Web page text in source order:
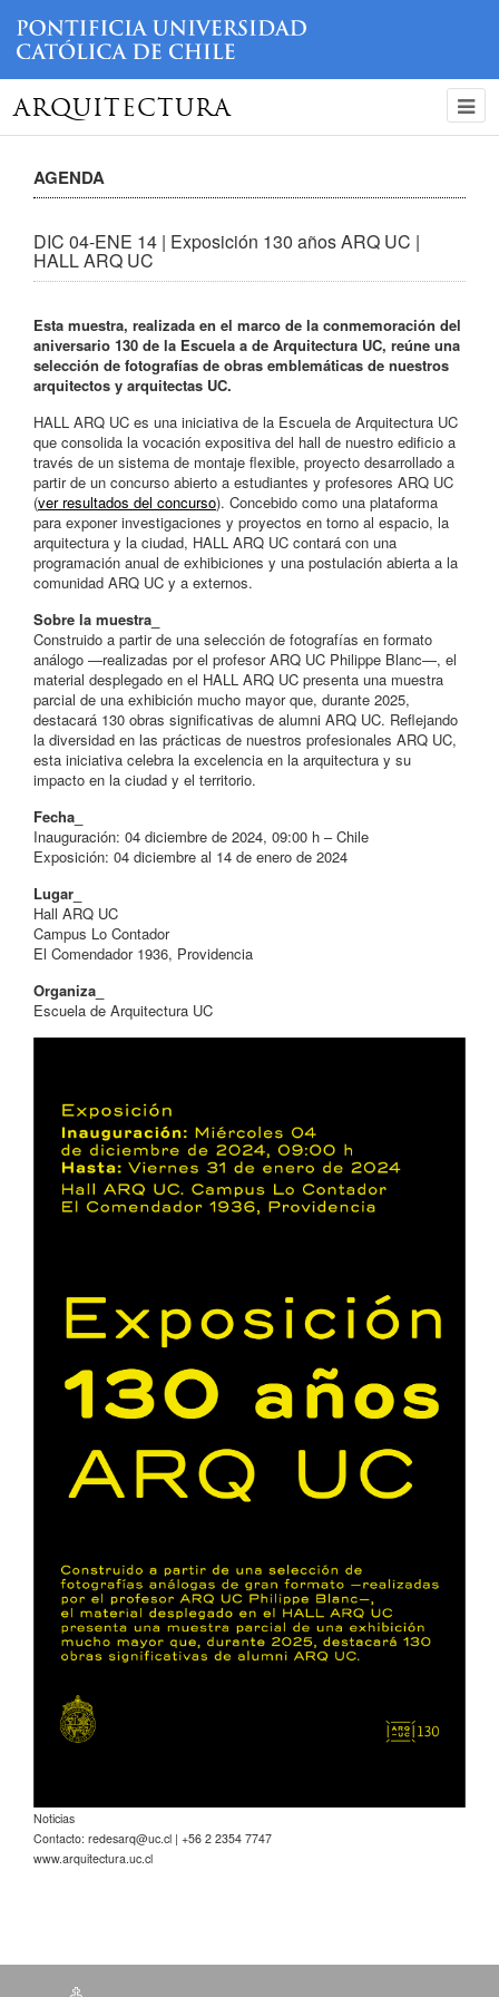
ARQUITECTURA
AGENDA
DIC 04-ENE 14 | Exposición 130 años ARQ UC |
HALL ARQ UC
Esta muestra, realizada en el marco de la conmemoración del
aniversario 130 de la Escuela a de Arquitectura UC, reúne una
selección de fotografías de obras emblemáticas de nuestros
arquitectos y arquitectas UC.
HALL ARQ UC es una iniciativa de la Escuela de Arquitectura UC
que consolida la vocación expositiva del hall de nuestro edificio a
través de un sistema de montaje flexible, proyecto desarrollado a
partir de un concurso abierto a estudiantes y profesores ARQ UC
(ver resultados del concurso). Concebido como una plataforma
para exponer investigaciones y proyectos en torno al espacio, la
arquitectura y la ciudad, HALL ARQ UC contará con una
programación anual de exhibiciones y una postulación abierta a la
comunidad ARQ UC y a externos.
Sobre la muestra_
Construido a partir de una selección de fotografías en formato
análogo —realizadas por el profesor ARQ UC Philippe Blanc—, el
material desplegado en el HALL ARQ UC presenta una muestra
parcial de una exhibición mucho mayor que, durante 2025,
destacará 130 obras significativas de alumni ARQ UC. Reflejando
la diversidad en las prácticas de nuestros profesionales ARQ UC,
esta iniciativa celebra la excelencia en la arquitectura y su
impacto en la ciudad y el territorio.
Fecha_
Inauguración: 04 diciembre de 2024, 09:00 h – Chile
Exposición: 04 diciembre al 14 de enero de 2024
Lugar_
Hall ARQ UC
Campus Lo Contador
El Comendador 1936, Providencia
Organiza_
Escuela de Arquitectura UC
Noticias
Contacto: redesarq@uc.cl | +56 2 2354 7747
www.arquitectura.uc.cl